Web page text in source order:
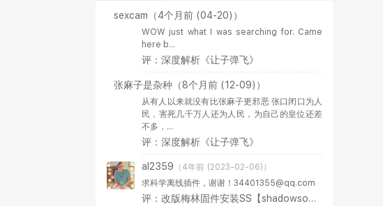
sexcam （4个月前 (04-20)）
WOW just what I was searching for. Came
here b...
评：深度解析《让子弹飞》
张麻子是杂种 （8个月前 (12-09)）
从有人以来就没有比张麻子更邪恶 张口闭口为人
民，害死几千万人还为人民，为自己的皇位还差
不多，...
评：深度解析《让子弹飞》
al2359 （4年前 (2023-02-06)）
求科学离线插件，谢谢！34401355@qq.com
评：改版梅林固件安装SS【shadowsocks】科学上网插件教程